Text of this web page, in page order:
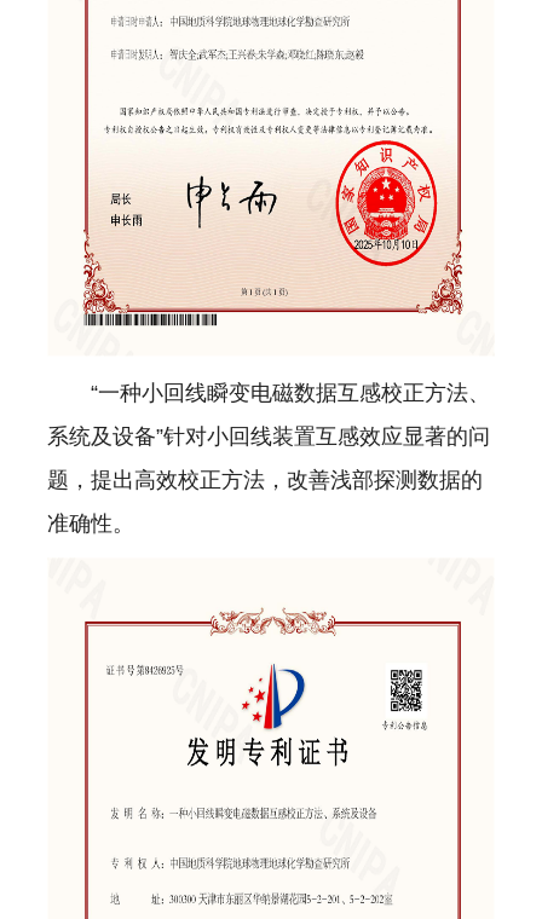
“一种小回线瞬变电磁数据互感校正方法、
系统及设备”针对小回线装置互感效应显著的问
题，提出高效校正方法，改善浅部探测数据的
准确性。